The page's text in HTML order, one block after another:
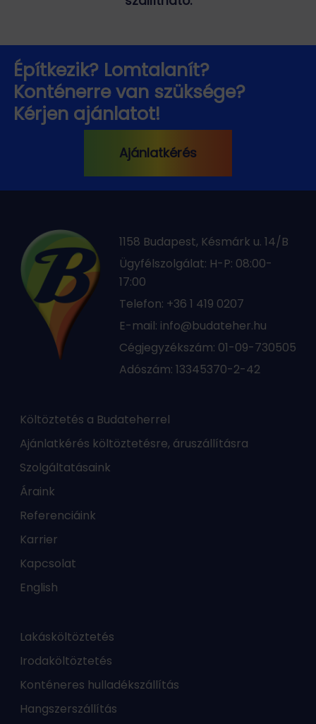
Építkezik? Lomtalanít?
Konténerre van szüksége?
Kérjen ajánlatot!
Ajánlatkérés
1158 Budapest, Késmárk u. 14/B
Ügyfélszolgálat: H-P: 08:00-
17:00
Telefon: +36 1 419 0207
E-mail: info@budateher.hu
Cégjegyzékszám: 01-09-730505
Adószám: 13345370-2-42
Költöztetés a Budateherrel
Ajánlatkérés költöztetésre, áruszállításra
Szolgáltatásaink
Áraink
Referenciáink
Karrier
Kapcsolat
English
Lakásköltöztetés
Irodaköltöztetés
Konténeres hulladékszállítás
Hangszerszállítás